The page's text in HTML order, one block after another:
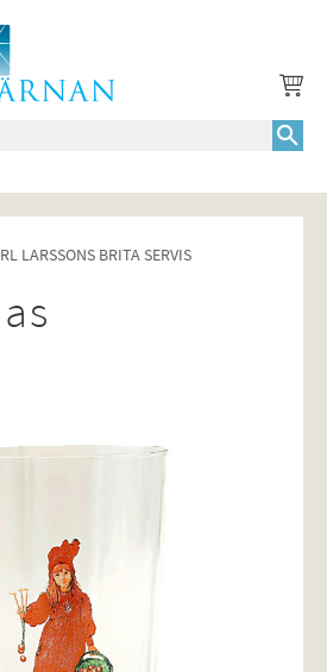
LARSSONS BRITA SERVIS